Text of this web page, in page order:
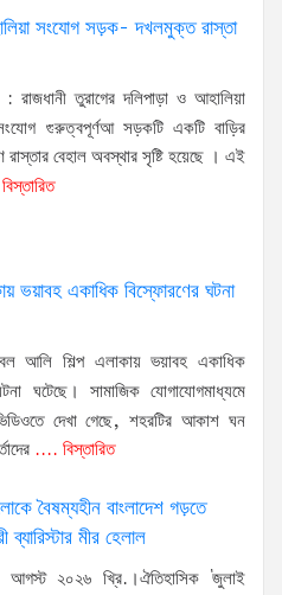
সংযোগ সড়ক- দখলমুক্ত রাস্তা
: রাজধানী তুরাগের দলিপাড়া ও আহালিয়া
গুরুত্বপূর্ণআ সড়কটি একটি বাড়ির
রাস্তার বেহাল অবস্থার সৃষ্টি হয়েছে । এই
ভয়াবহ একাধিক বিস্ফোরণের ঘটনা
আলি শিল্প এলাকায় ভয়াবহ একাধিক
ঘটেছে। সামাজিক যোগাযোগমাধ্যমে
দেখা গেছে, শহরটির আকাশ ঘন
.... বিস্তারিত
বৈষম্যহীন বাংলাদেশ গড়তে
মীর হেলাল
আগস্ট ২০২৬ খ্রি.।ঐতিহাসিক 'জুলাই